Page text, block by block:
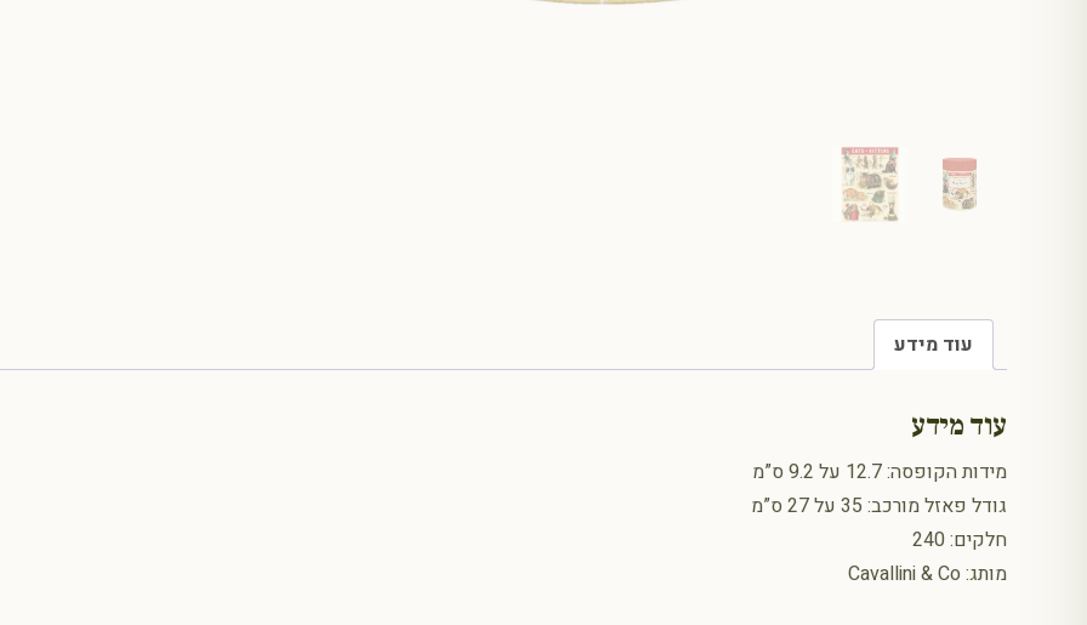
עוד מידע
עוד מידע
מידות הקופסה: 12.7 על 9.2 ס”מ
גודל פאזל מורכב: 35 על 27 ס”מ
חלקים: 240
מותג: Cavallini & Co